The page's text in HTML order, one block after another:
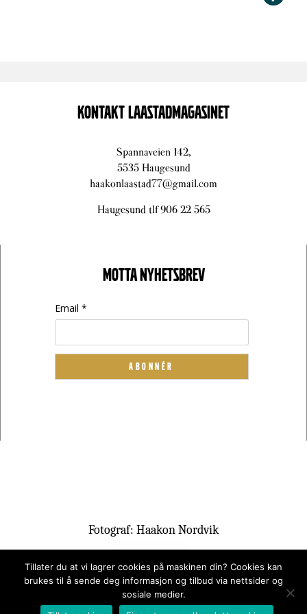
KONTAKT LAASTADMAGASINET
Spannaveien 142,
5535 Haugesund
haakonlaastad77@gmail.com
Haugesund tlf 906 22 565
MOTTA NYHETSBREV
Email *
Fotograf: Haakon Nordvik
Tillater du at vi lagrer cookies på maskinen din? Cookies kan
brukes til å sende deg informasjon og tilbud via nettsider og
sosiale medier.